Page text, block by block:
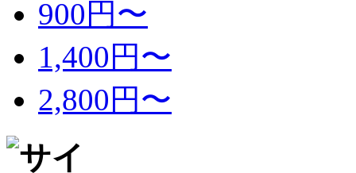
900円〜
1,400円〜
2,800円〜